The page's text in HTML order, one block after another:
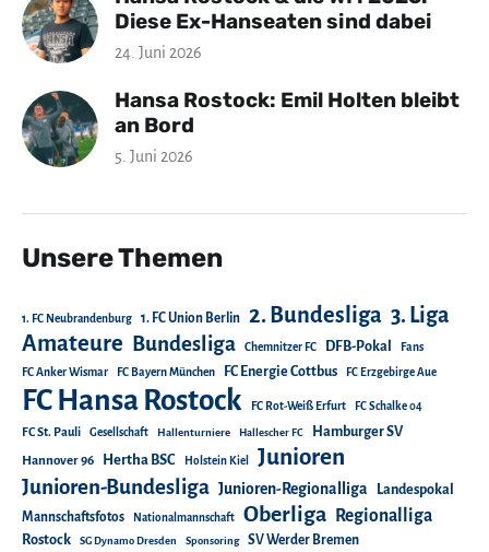
Diese Ex-Hanseaten sind dabei
24. Juni 2026
Hansa Rostock: Emil Holten bleibt
an Bord
5. Juni 2026
Unsere Themen
1. FC Neubrandenburg 1. FC Union Berlin 2. Bundesliga 3. Liga
Amateure Bundesliga Chemnitzer FC DFB-Pokal Fans
FC Anker Wismar FC Bayern München FC Energie Cottbus FC Erzgebirge Aue
FC Hansa Rostock FC Rot-Weiß Erfurt FC Schalke 04
FC St. Pauli Gesellschaft Hallenturniere Hallescher FC Hamburger SV
Hannover 96 Hertha BSC Holstein Kiel Junioren
Junioren-Bundesliga Junioren-Regionalliga
Landespokal
Mannschaftsfotos
Nationalmannschaft Oberliga Regionalliga
Rostock SG Dynamo Dresden Sponsoring SV Werder Bremen